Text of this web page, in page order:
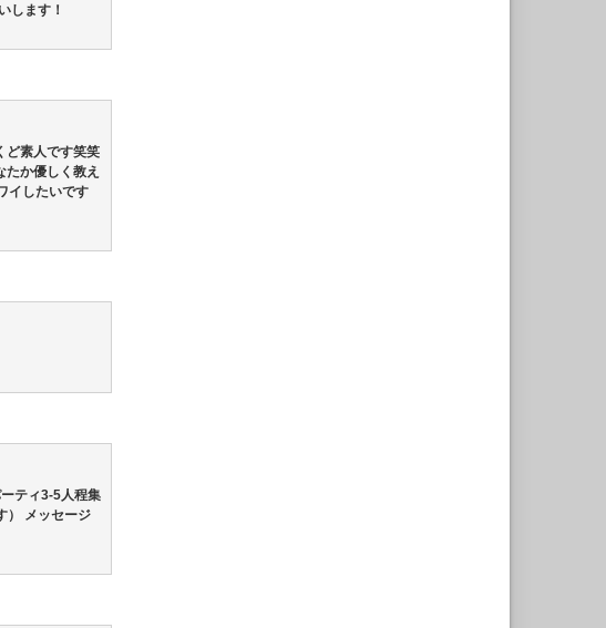
します！
ど素人です笑笑
か優しく教え
イしたいです
ティ3-5人程集
） メッセージ